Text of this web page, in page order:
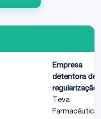
Empresa
detentora de
regularização:
Teva
Farmacêutica